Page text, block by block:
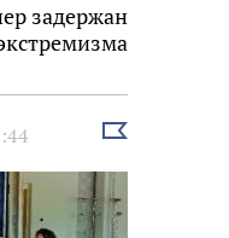
задержан
Выбрать